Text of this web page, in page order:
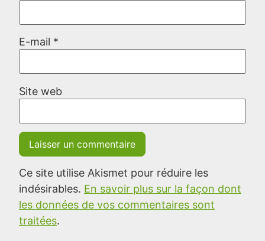
E-mail *
Site web
Ce site utilise Akismet pour réduire les
indésirables. En savoir plus sur la façon dont
les données de vos commentaires sont
traitées.